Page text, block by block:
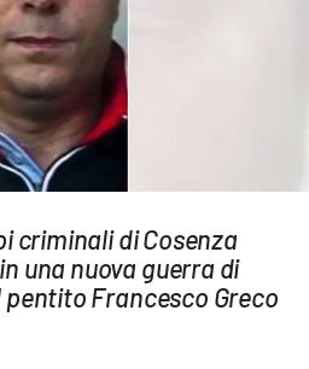
criminali di Cosenza
una nuova guerra di
Francesco Greco